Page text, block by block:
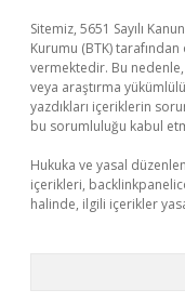
Sitemiz, 5651 Sayılı
Kurumu (BTK)
vermektedir. Bu
veya araştırma
yazdıkları içeriklerin
bu sorumluluğu kabul
Hukuka ve yasal
içerikleri,
halinde, ilgili içerikler